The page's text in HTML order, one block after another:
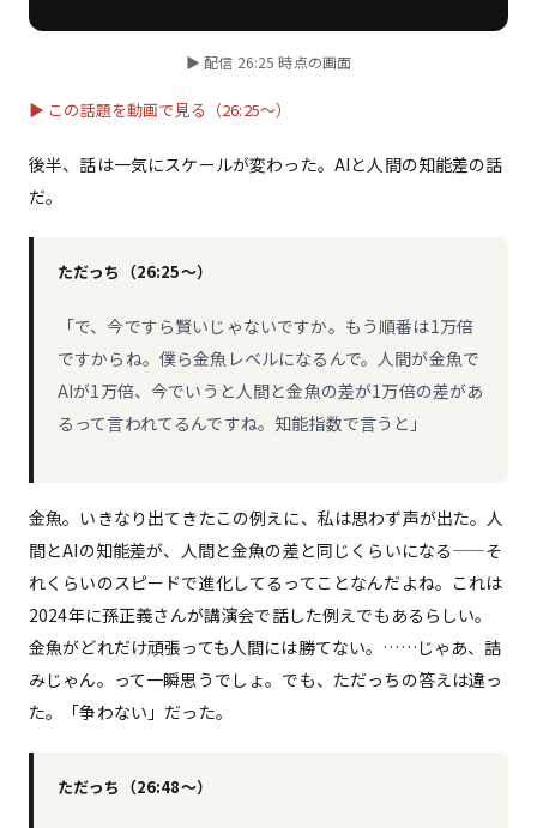
▶ 配信 26:25 時点の画面
▶ この話題を動画で見る（26:25〜）
後半、話は一気にスケールが変わった。AIと人間の知能差の話
だ。
ただっち（26:25〜）
「で、今ですら賢いじゃないですか。もう順番は1万倍
ですからね。僕ら金魚レベルになるんで。人間が金魚で
AIが1万倍、今でいうと人間と金魚の差が1万倍の差があ
るって言われてるんですね。知能指数で言うと」
金魚。いきなり出てきたこの例えに、私は思わず声が出た。人
間とAIの知能差が、人間と金魚の差と同じくらいになる——そ
れくらいのスピードで進化してるってことなんだよね。これは
2024年に孫正義さんが講演会で話した例えでもあるらしい。
金魚がどれだけ頑張っても人間には勝てない。……じゃあ、詰
みじゃん。って一瞬思うでしょ。でも、ただっちの答えは違っ
た。「争わない」だった。
ただっち（26:48〜）